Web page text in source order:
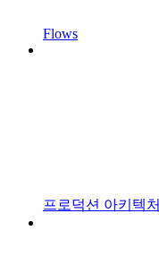
Flows
프로덕션 아키텍처